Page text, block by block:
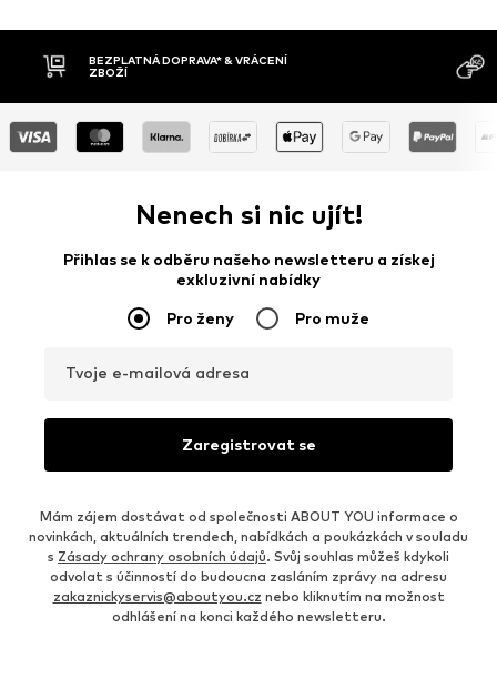
DOBÍRKA
MOŽNOST
Nenech si nic ujít!
Přihlas se k odběru našeho newsletteru a získej
exkluzivní nabídky
Pro ženy Pro muže
Tvoje e-mailová adresa
Zaregistrovat se
Mám zájem dostávat od společnosti ABOUT YOU informace o
novinkách, aktuálních trendech, nabídkách a poukázkách v souladu
s Zásady ochrany osobních údajů. Svůj souhlas můžeš kdykoli
odvolat s účinností do budoucna zasláním zprávy na adresu
zakaznickyservis@aboutyou.cz nebo kliknutím na možnost
odhlášení na konci každého newsletteru.